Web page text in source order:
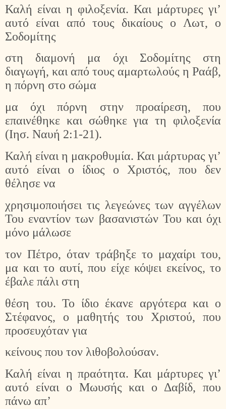
Καλή είναι η φιλοξενία. Και μάρτυρες γι’
αυτό είναι από τους δικαίους ο Λωτ, ο
Σοδομίτης
στη διαμονή μα όχι Σοδομίτης στη
διαγωγή, και από τους αμαρτωλούς η Ραάβ,
η πόρνη στο σώμα
μα όχι πόρνη στην προαίρεση, που
επαινέθηκε και σώθηκε για τη φιλοξενία
(Ιησ. Ναυή 2:1-21).
Καλή είναι η μακροθυμία. Και μάρτυρας γι’
αυτό είναι ο ίδιος ο Χριστός, που δεν
θέλησε να
χρησιμοποιήσει τις λεγεώνες των αγγέλων
Του εναντίον των βασανιστών Του και όχι
μόνο μάλωσε
τον Πέτρο, όταν τράβηξε το μαχαίρι του,
μα και το αυτί, που είχε κόψει εκείνος, το
έβαλε πάλι στη
θέση του. Το ίδιο έκανε αργότερα και ο
Στέφανος, ο μαθητής του Χριστού, που
προσευχόταν για
κείνους που τον λιθοβολούσαν.
Καλή είναι η πραότητα. Και μάρτυρες γι’
αυτό είναι ο Μωυσής και ο Δαβίδ, που
πάνω απ’